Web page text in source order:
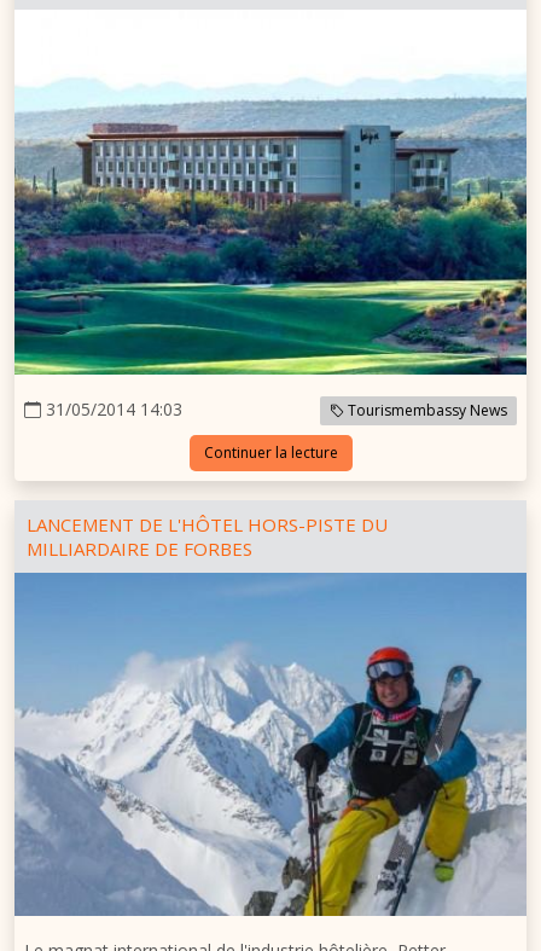
31/05/2014 14:03 Tourismembassy News
Continuer la lecture
LANCEMENT DE L'HÔTEL HORS-PISTE DU
MILLIARDAIRE DE FORBES